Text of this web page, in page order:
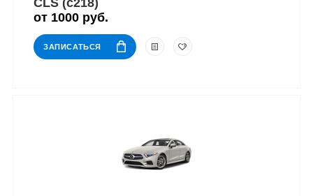
CLS (c218)
от 1000 руб.
ЗАПИСАТЬСЯ